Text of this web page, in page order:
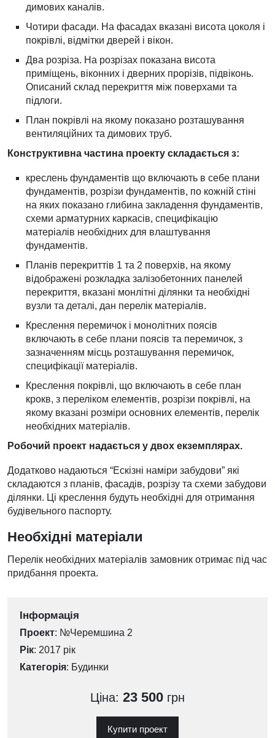
димових каналів.
Чотири фасади. На фасадах вказані висота цоколя і
покрівлі, відмітки дверей і вікон.
Два розріза. На розрізах показана висота
приміщень, віконних і дверних прорізів, підвіконь.
Описаний склад перекриття між поверхами та
підлоги.
План покрівлі на якому показано розташування
вентиляційних та димових труб.
Конструктивна частина проекту складається з:
креслень фундаментів що включають в себе плани
фундаментів, розрізи фундаментів, по кожній стіні
на яких показано глибина закладення фундаментів,
схеми арматурних каркасів, специфікацію
матеріалів необхідних для влаштування
фундаментів.
Планів перекриттів 1 та 2 поверхів, на якому
відображені розкладка залізобетонних панелей
перекриття, вказані монлітні ділянки та необхідні
вузли та деталі, дан перелік матеріалів.
Креслення перемичок і монолітних поясів
включають в себе плани поясів та перемичок, з
зазначенням місць розташування перемичок,
специфікації матеріалів.
Креслення покрівлі, що включають в себе план
крокв, з переліком елементів, розрізи покрівлі, на
якому вказані розміри основних елементів, перелік
необхідних матеріалів.
Робочий проект надається у двох екземплярах.
Додатково надаються “Ескізні наміри забудови” які
складаются з планів, фасадів, розрізу та схеми забудови
ділянки. Ці креслення будуть необхідні для отримання
будівельного паспорту.
Необхідні матеріали
Перелік необхідних матеріалів замовник отримає під час
придбання проекта.
Інформація
Проект: №Черемшина 2
Рік: 2017 рік
Категорія: Будинки
Ціна: 23 500 грн
Купити проект